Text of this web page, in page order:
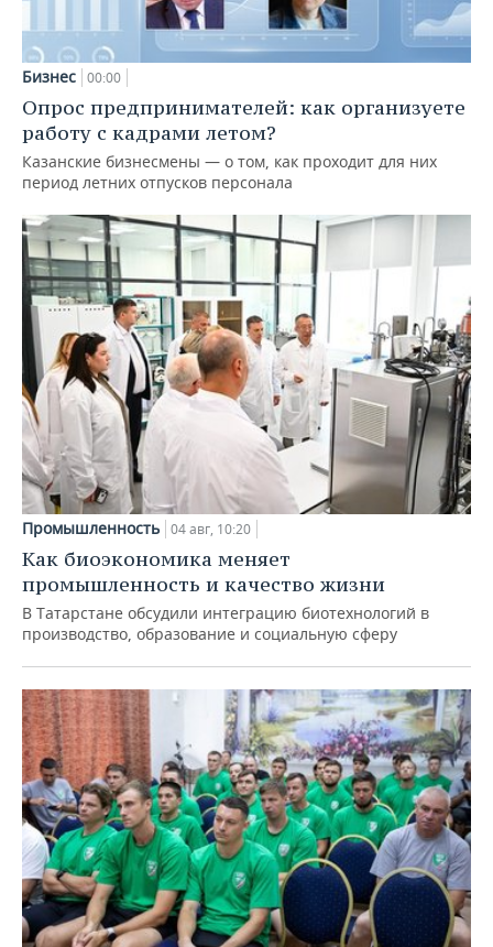
Бизнес 00:00
Опрос предпринимателей: как организуете
работу с кадрами летом?
Казанские бизнесмены — о том, как проходит для них
период летних отпусков персонала
Промышленность 04 авг, 10:20
Как биоэкономика меняет
промышленность и качество жизни
В Татарстане обсудили интеграцию биотехнологий в
производство, образование и социальную сферу